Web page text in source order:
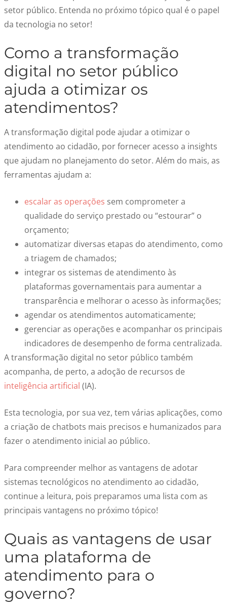
setor público. Entenda no próximo tópico qual é o papel
da tecnologia no setor!
Como a transformação
digital no setor público
ajuda a otimizar os
atendimentos?
A transformação digital pode ajudar a otimizar o
atendimento ao cidadão, por fornecer acesso a insights
que ajudam no planejamento do setor. Além do mais, as
ferramentas ajudam a:
escalar as operações sem comprometer a
qualidade do serviço prestado ou “estourar” o
orçamento;
automatizar diversas etapas do atendimento, como
a triagem de chamados;
integrar os sistemas de atendimento às
plataformas governamentais para aumentar a
transparência e melhorar o acesso às informações;
agendar os atendimentos automaticamente;
gerenciar as operações e acompanhar os principais
indicadores de desempenho de forma centralizada.
Atransformação digital no setor público também
acompanha, de perto, a adoção de recursos de
inteligência artificial (IA).
Esta tecnologia, por sua vez, tem várias aplicações, como
a criação de chatbots mais precisos e humanizados para
fazer o atendimento inicial ao público.
Para compreender melhor as vantagens de adotar
sistemas tecnológicos no atendimento ao cidadão,
continue a leitura, pois preparamos uma lista com as
principais vantagens no próximo tópico!
Quais as vantagens de usar
uma plataforma de
atendimento para o
governo?